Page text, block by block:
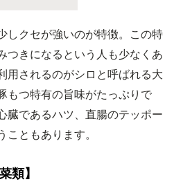
しクセが強いのが特徴。この特
つきになるという人も少なくあ
用されるのがシロと呼ばれる大
もつ特有の旨味がたっぷりで
臓であるハツ、直腸のテッポー
ともあります。
類】